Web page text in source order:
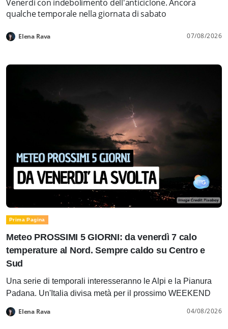
Venerdì con indebolimento dell'anticiclone. Ancora
qualche temporale nella giornata di sabato
Elena Rava 07/08/2026
Prima Pagina
Meteo PROSSIMI 5 GIORNI: da venerdì 7 calo
temperature al Nord. Sempre caldo su Centro e
Sud
Una serie di temporali interesseranno le Alpi e la Pianura
Padana. Un'Italia divisa metà per il prossimo WEEKEND
Elena Rava 04/08/2026